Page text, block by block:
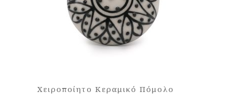
Χειροποίητο Κεραμικό Πόμολο